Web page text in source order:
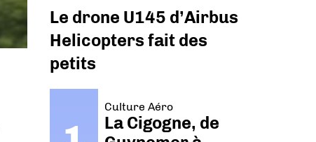
Le drone U145 d’Airbus
Helicopters fait des
petits
Culture Aéro
La Cigogne, de